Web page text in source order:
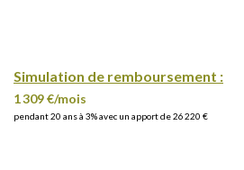
Simulation de remboursement :
1 309 €/mois
pendant 20 ans à 3% avec un apport de 26 220 €